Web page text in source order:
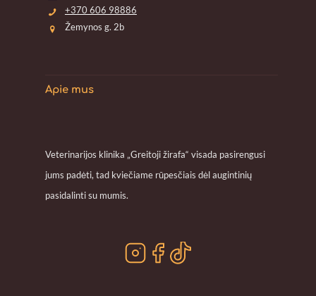
+370 606 98886
Žemynos g. 2b
Apie mus
Veterinarijos klinika „Greitoji žirafa“ visada pasirengusi
jums padėti, tad kviečiame rūpesčiais dėl augintinių
pasidalinti su mumis.